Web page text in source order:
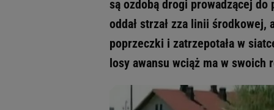
są ozdobą drogi prowadzącej
oddał strzał zza linii środkowej,
poprzeczki i zatrzepotała w
losy awansu wciąż ma w swoich